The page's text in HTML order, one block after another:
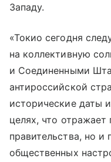
Западу.
«Токио сегодня
на коллективную
и Соединенными
антироссийской
исторические даты
целях, что
правительства, но и
общественных